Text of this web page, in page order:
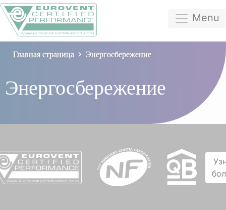
Menu
Главная страница Энергосбережение
Энергосбережение